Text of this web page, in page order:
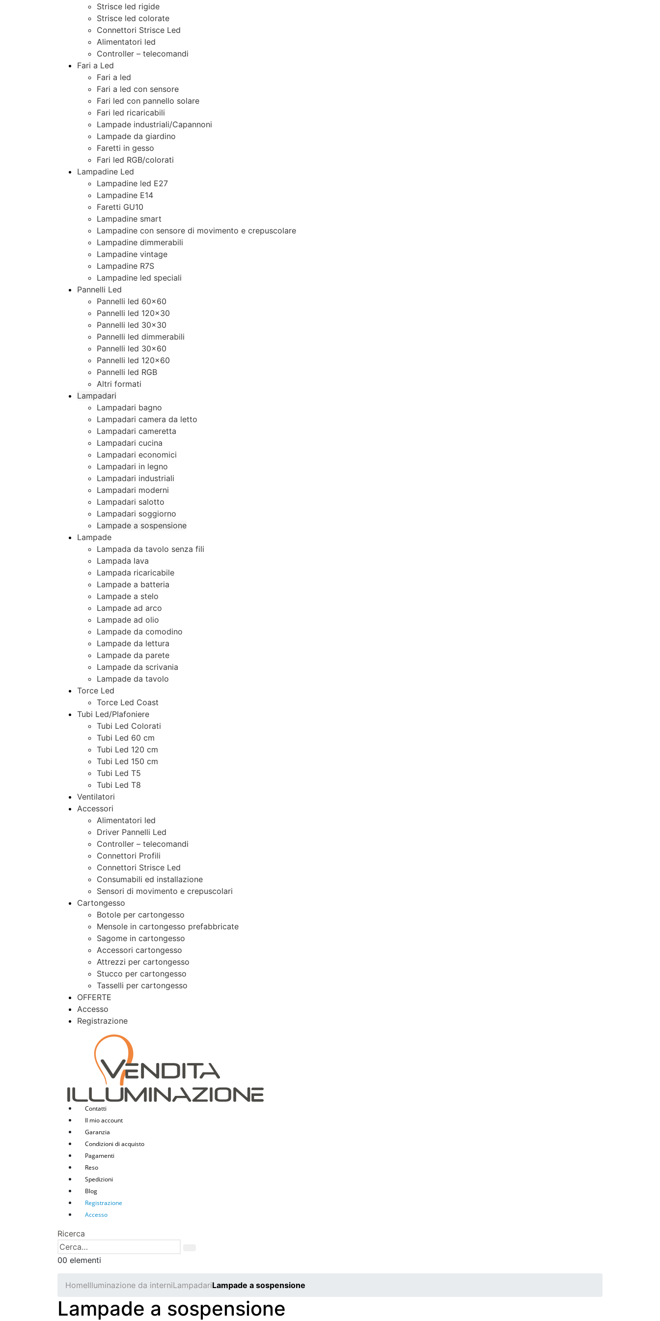
Strisce led rigide
Strisce led colorate
Connettori Strisce Led
Alimentatori led
Controller – telecomandi
Fari a Led
Fari a led
Fari a led con sensore
Fari led con pannello solare
Fari led ricaricabili
Lampade industriali/Capannoni
Lampade da giardino
Faretti in gesso
Fari led RGB/colorati
Lampadine Led
Lampadine led E27
Lampadine E14
Faretti GU10
Lampadine smart
Lampadine con sensore di movimento e crepuscolare
Lampadine dimmerabili
Lampadine vintage
Lampadine R7S
Lampadine led speciali
Pannelli Led
Pannelli led 60×60
Pannelli led 120×30
Pannelli led 30×30
Pannelli led dimmerabili
Pannelli led 30×60
Pannelli led 120×60
Pannelli led RGB
Altri formati
Lampadari
Lampadari bagno
Lampadari camera da letto
Lampadari cameretta
Lampadari cucina
Lampadari economici
Lampadari in legno
Lampadari industriali
Lampadari moderni
Lampadari salotto
Lampadari soggiorno
Lampade a sospensione
Lampade
Lampada da tavolo senza fili
Lampada lava
Lampada ricaricabile
Lampade a batteria
Lampade a stelo
Lampade ad arco
Lampade ad olio
Lampade da comodino
Lampade da lettura
Lampade da parete
Lampade da scrivania
Lampade da tavolo
Torce Led
Torce Led Coast
Tubi Led/Plafoniere
Tubi Led Colorati
Tubi Led 60 cm
Tubi Led 120 cm
Tubi Led 150 cm
Tubi Led T5
Tubi Led T8
Ventilatori
Accessori
Alimentatori led
Driver Pannelli Led
Controller – telecomandi
Connettori Profili
Connettori Strisce Led
Consumabili ed installazione
Sensori di movimento e crepuscolari
Cartongesso
Botole per cartongesso
Mensole in cartongesso prefabbricate
Sagome in cartongesso
Accessori cartongesso
Attrezzi per cartongesso
Stucco per cartongesso
Tasselli per cartongesso
OFFERTE
Accesso
Registrazione
Contatti
Il mio account
Garanzia
Condizioni di acquisto
Pagamenti
Reso
Spedizioni
Blog
Registrazione
Accesso
Ricerca
00 elementi
HomeIlluminazione da interniLampadariLampade a sospensione
Lampade a sospensione